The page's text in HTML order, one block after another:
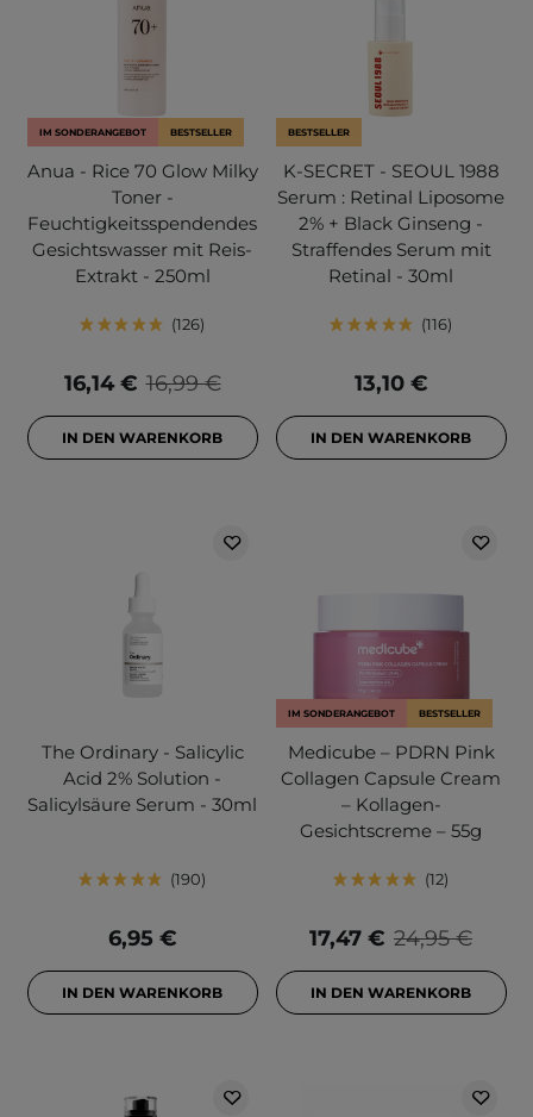
IM SONDERANGEBOT BESTSELLER
Anua - Rice 70 Glow Milky
Toner -
Feuchtigkeitsspendendes
Gesichtswasser mit Reis-
Extrakt - 250ml
126
16,99 €
16,14 €
IN DEN WARENKORB
BESTSELLER
K-SECRET - SEOUL 1988
Serum : Retinal Liposome
2% + Black Ginseng -
Straffendes Serum mit
Retinal - 30ml
116
13,10 €
IN DEN WARENKORB
The Ordinary - Salicylic
Acid 2% Solution -
Salicylsäure Serum - 30ml
190
6,95 €
IN DEN WARENKORB
IM SONDERANGEBOT BESTSELLER
Medicube – PDRN Pink
Collagen Capsule Cream
– Kollagen-
Gesichtscreme – 55g
12
24,95 €
17,47 €
IN DEN WARENKORB